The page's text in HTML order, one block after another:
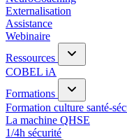
Externalisation
Assistance
Webinaire
Ressources
COBEL iA
Formations
Formation culture santé-
La machine QHSE
1/4h sécurité